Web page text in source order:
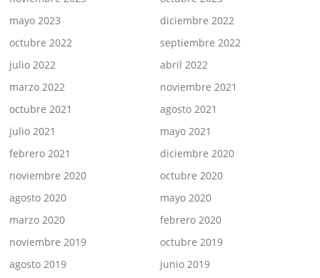
mayo 2023
diciembre 2022
octubre 2022
septiembre 2022
julio 2022
abril 2022
marzo 2022
noviembre 2021
octubre 2021
agosto 2021
julio 2021
mayo 2021
febrero 2021
diciembre 2020
noviembre 2020
octubre 2020
agosto 2020
mayo 2020
marzo 2020
febrero 2020
noviembre 2019
octubre 2019
agosto 2019
junio 2019